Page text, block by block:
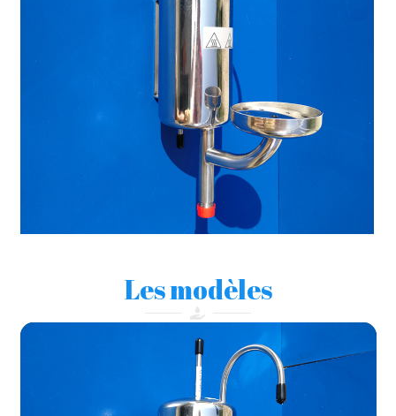
Les modèles